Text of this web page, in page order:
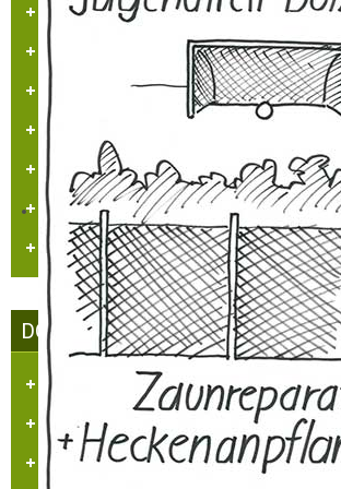
Projekte
Sehenswürdigkeiten
Hülchrather Literatur
Heimatmaler P.M. Nellen
Vogelwelt in Hülchrath und Umgebung
Jüdisches Leben in Hülchrath
DORFGEMEINSCHAFT HÜLCHRATH
Ziele des Vereins
Satzung
Tätigkeitsberichte